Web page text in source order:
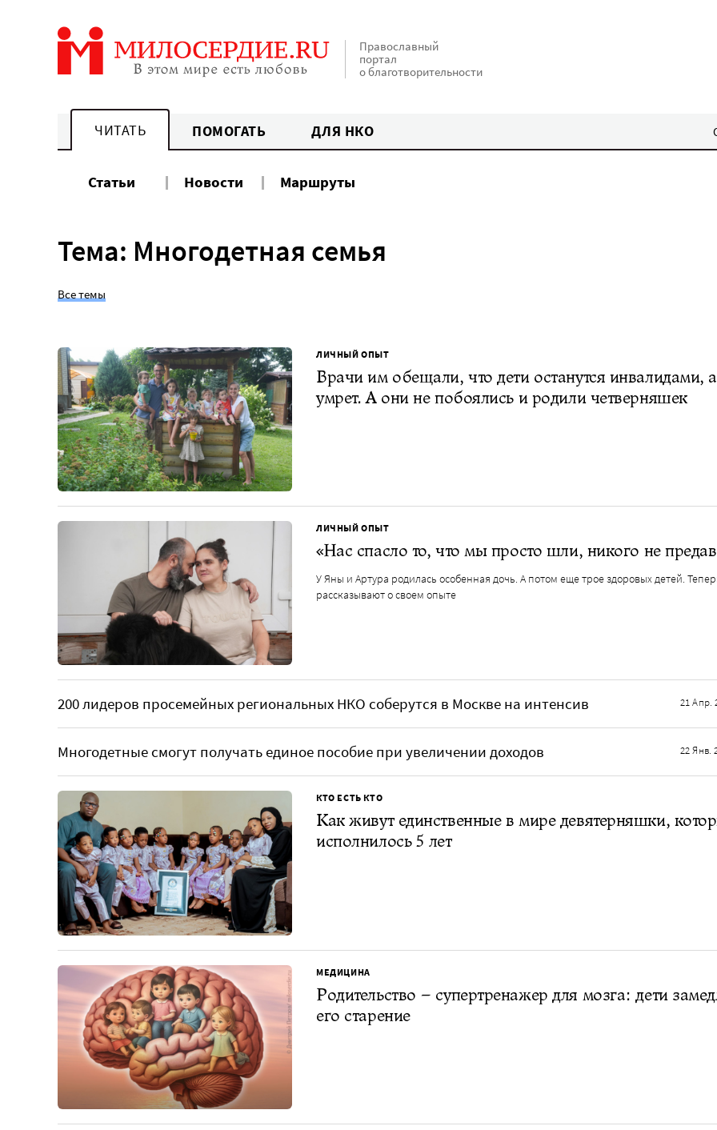
Православный
портал
о благотворительности
ЧИТАТЬ ПОМОГАТЬ ДЛЯ НКО
Статьи Новости Маршруты
Тема: Многодетная семья
Все темы
ЛИЧНЫЙ ОПЫТ
Врачи им обещали, что дети останутся инвалидами,
умрет. А они не побоялись и родили четверняшек
ЛИЧНЫЙ ОПЫТ
«Нас спасло то, что мы просто шли, никого не
У Яны и Артура родилась особенная дочь. А потом еще трое здоровых детей.
рассказывают о своем опыте
200 лидеров просемейных региональных НКО соберутся в Москве на интенсив 21 Апр.
Многодетные смогут получать единое пособие при увеличении доходов 22 Янв.
КТО ЕСТЬ КТО
Как живут единственные в мире девятерняшки,
исполнилось 5 лет
МЕДИЦИНА
Родительство – супертренажер для мозга: дети
его старение